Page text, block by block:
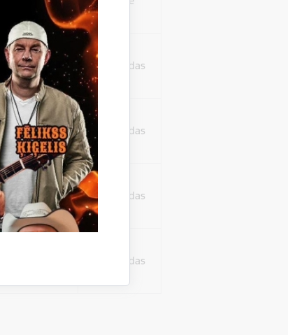
iegūšanai
24 stundas
tiek
24 stundas
sociālos
24 stundas
24 stundas